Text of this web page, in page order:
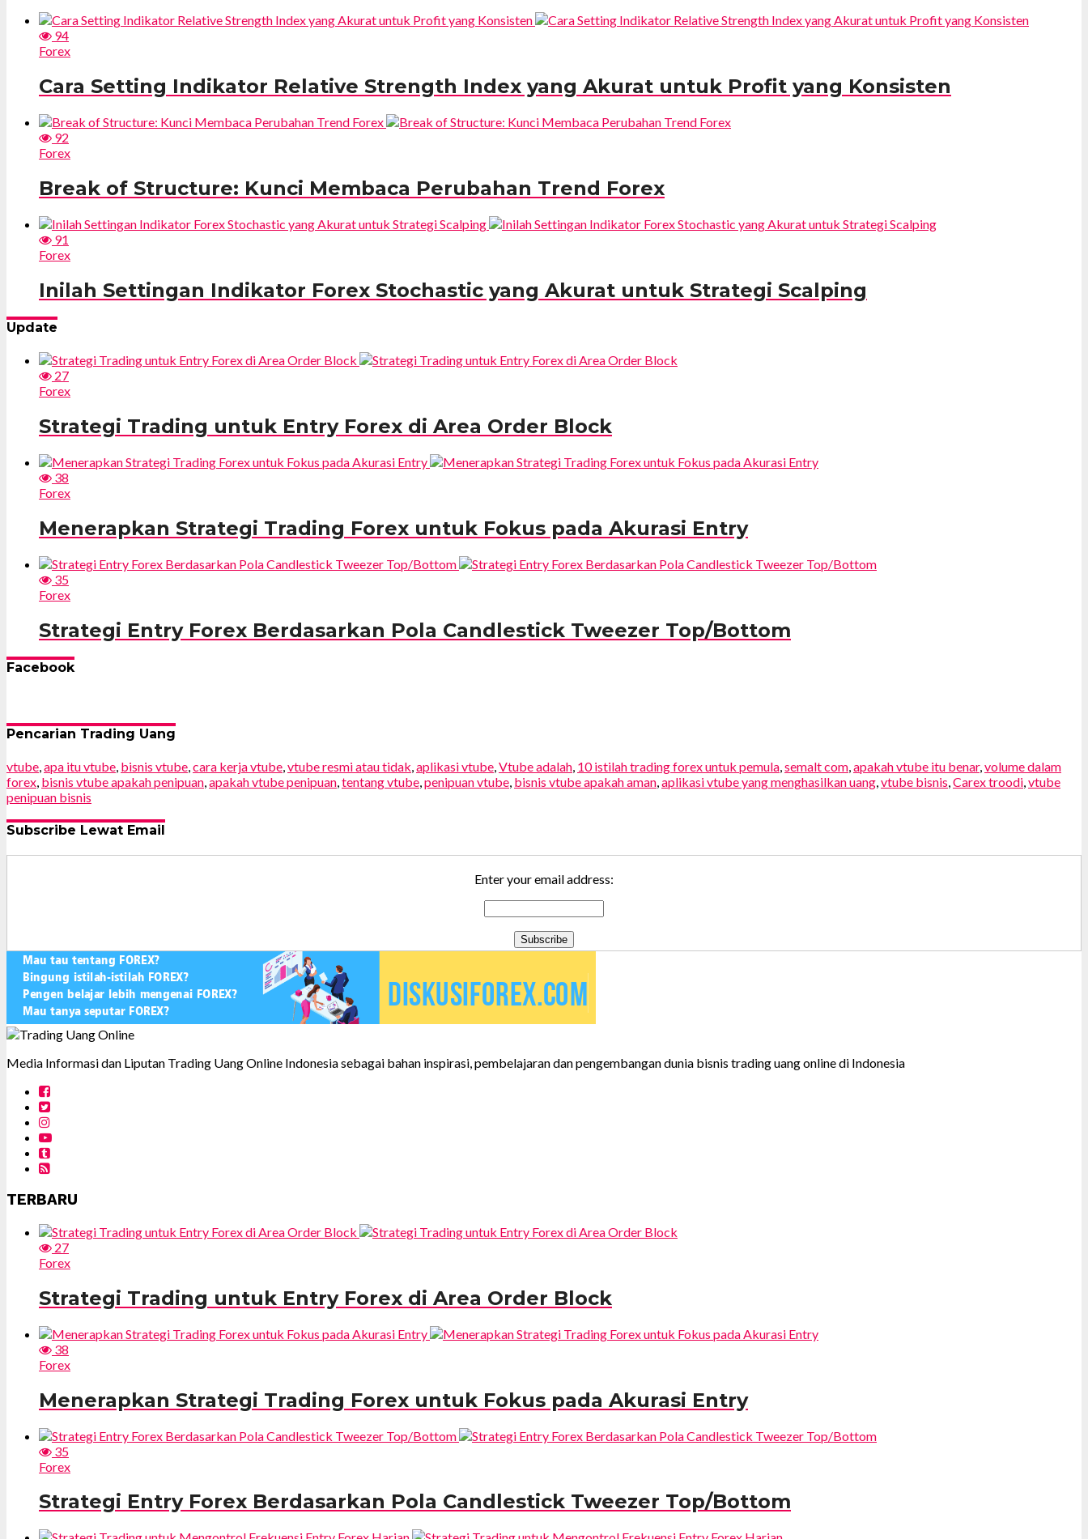
94
Forex
Cara Setting Indikator Relative Strength Index yang Akurat untuk Profit yang Konsisten
92
Forex
Break of Structure: Kunci Membaca Perubahan Trend Forex
91
Forex
Inilah Settingan Indikator Forex Stochastic yang Akurat untuk Strategi Scalping
Update
27
Forex
Strategi Trading untuk Entry Forex di Area Order Block
38
Forex
Menerapkan Strategi Trading Forex untuk Fokus pada Akurasi Entry
35
Forex
Strategi Entry Forex Berdasarkan Pola Candlestick Tweezer Top/Bottom
Facebook
Pencarian Trading Uang
vtube,apa itu vtube, bisnis vtube,cara kerja vtube,vtube resmi atau tidak,aplikasi vtube,Vtube adalah, 10 istilah trading forex untuk pemula,semalt com,apakah vtube itu benar,volume dalam
forex, bisnis vtube apakah penipuan,apakah vtube penipuan,tentang vtube,penipuan vtube, bisnis vtube apakah aman,aplikasi vtube yang menghasilkan uang,vtube bisnis,Carex troodi,vtube
penipuan bisnis
Subscribe Lewat Email
Enter your email address:
Media Informasi dan Liputan Trading Uang Online Indonesia sebagai bahan inspirasi, pembelajaran dan pengembangan dunia bisnis trading uang online di Indonesia
TERBARU
27
Forex
Strategi Trading untuk Entry Forex di Area Order Block
38
Forex
Menerapkan Strategi Trading Forex untuk Fokus pada Akurasi Entry
35
Forex
Strategi Entry Forex Berdasarkan Pola Candlestick Tweezer Top/Bottom